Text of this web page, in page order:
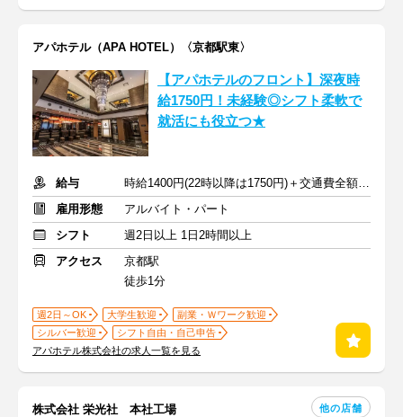
アパホテル（APA HOTEL）〈京都駅東〉
【アパホテルのフロント】深夜時
給1750円！未経験◎シフト柔軟で
就活にも役立つ★
給与
時給1400円(22時以降は1750円)＋交通費全額支給
雇用形態
アルバイト・パート
シフト
週2日以上 1日2時間以上
アクセス
京都駅
徒歩1分
週2日～OK 大学生歓迎
副業・Ｗワーク歓迎
シルバー歓迎
シフト自由・自己申告
アパホテル株式会社の求人一覧を見る
株式会社 栄光社 本社工場 他の店舗